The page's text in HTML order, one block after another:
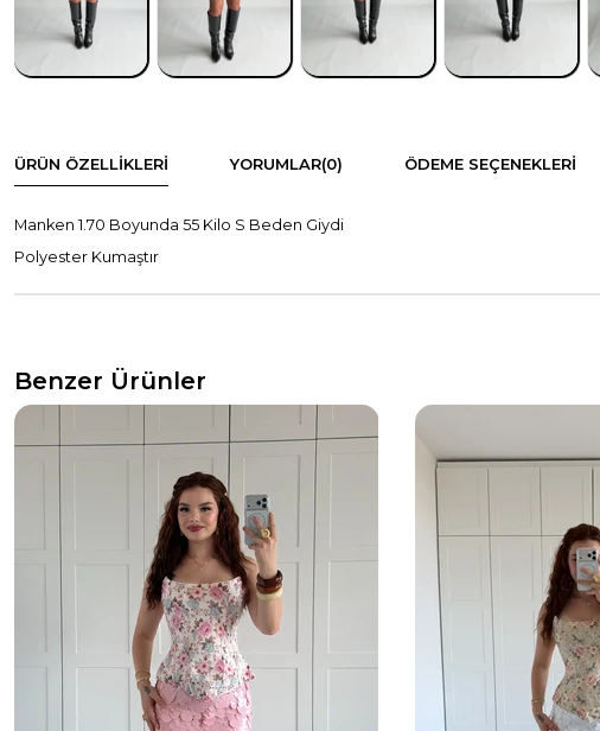
ÜRÜN ÖZELLIKLERI YORUMLAR(0) ÖDEME SEÇENEKLERI
Manken 1.70 Boyunda 55 Kilo S Beden Giydi
Polyester Kumaştır
Benzer Ürünler